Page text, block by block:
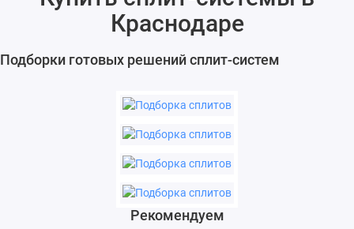
Краснодаре
Подборки готовых решений сплит-систем
Рекомендуем